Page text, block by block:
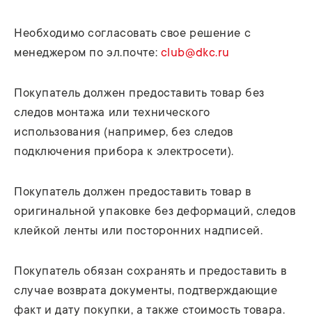
Необходимо согласовать свое решение с
менеджером по эл.почте: club@dkc.ru
Покупатель должен предоставить товар без
следов монтажа или технического
использования (например, без следов
подключения прибора к электросети).
Покупатель должен предоставить товар в
оригинальной упаковке без деформаций, следов
клейкой ленты или посторонних надписей.
Покупатель обязан сохранять и предоставить в
случае возврата документы, подтверждающие
факт и дату покупки, а также стоимость товара.